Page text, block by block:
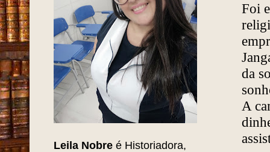
Foi
da
A
Leila Nobre é Historiadora,